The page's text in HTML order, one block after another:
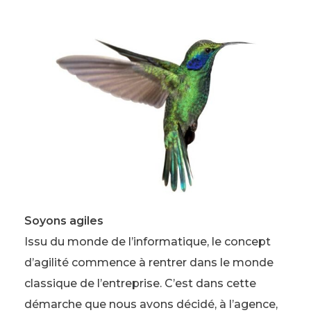
Soyons agiles
Issu du monde de l’informatique, le concept
d’agilité commence à rentrer dans le monde
classique de l’entreprise. C’est dans cette
démarche que nous avons décidé, à l’agence,